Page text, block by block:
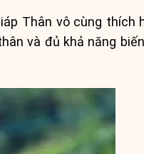
Thân vô cùng thích
và đủ khả năng